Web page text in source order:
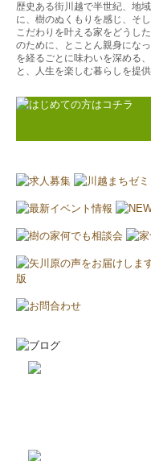
歴史ある街川越で半世紀、地
に、樹のぬくもりを感じ、そ
こだわりを叶える家をどうし
のために、とことん親身にな
を経るごとに味わいを深める
と、人生を楽しむ暮らしを提